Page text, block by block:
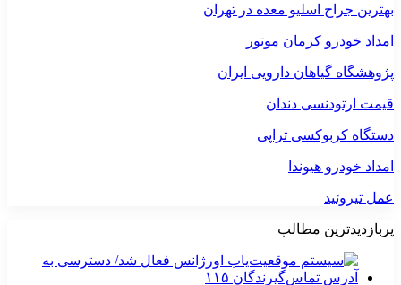
بهترین جراح اسلیو معده در تهران
امداد خودرو کرمان موتور
پژوهشگاه گیاهان دارویی ایران
قیمت ارتودنسی دندان
دستگاه کربوکسی تراپی
امداد خودرو هیوندا
عمل تیروئید
پربازدیدترین مطالب